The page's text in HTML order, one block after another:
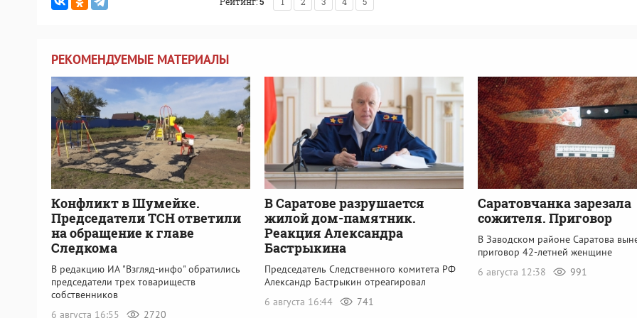
РЕКОМЕНДУЕМЫЕ МАТЕРИАЛЫ
Конфликт в Шумейке.
Председатели ТСН ответили
на обращение к главе
Следкома
В редакцию ИА "Взгляд-инфо" обратились
председатели трех товариществ
собственников
6 августа 16:55
2720
В Саратове разрушается
жилой дом-памятник.
Реакция Александра
Бастрыкина
Председатель Следственного комитета РФ
Александр Бастрыкин отреагировал
6 августа 16:44
741
Саратовчанка зарезала
сожителя. Приговор
В Заводском районе Саратова
приговор 42-летней женщине
6 августа 12:38
991